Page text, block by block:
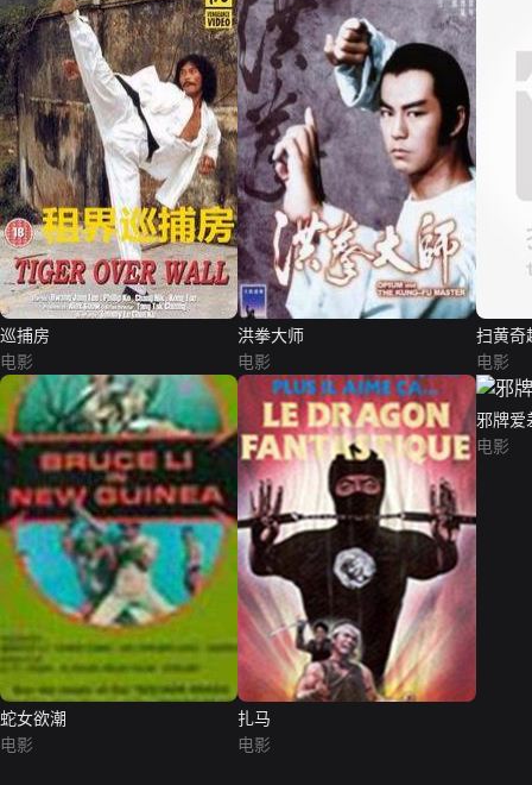
巡捕房
电影
洪拳大师
电影
扫黄奇
电影
蛇女欲潮
电影
扎马
电影
邪牌爱
电影